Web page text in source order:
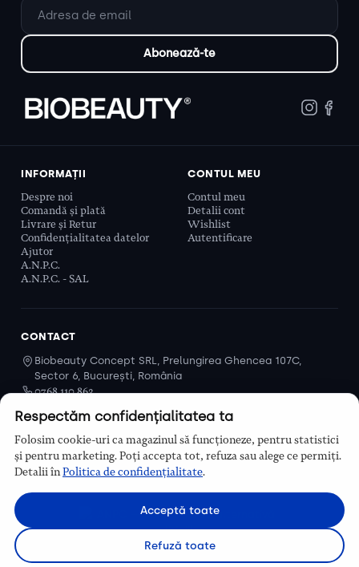
INFORMAȚII
Despre noi
Comandă și plată
Livrare și Retur
Confidențialitatea datelor
Ajutor
A.N.P.C.
A.N.P.C. - SAL
CONTUL MEU
Contul meu
Detalii cont
Wishlist
Autentificare
CONTACT
Biobeauty Concept SRL, Prelungirea Ghencea 107C,
Sector 6, București, România
0768 110 863
Luni–Vineri, 9:00 – 16:00
© Biobeauty 2026. Toate drepturile rezervate.
Respectăm confidențialitatea ta
Folosim cookie-uri ca magazinul să funcționeze, pentru statistici
și pentru marketing. Poți accepta tot, refuza sau alege ce permiți.
Detalii înPolitica de confidențialitate.
Acceptă toate
Refuză toate